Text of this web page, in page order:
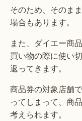
そのため、そのま
場合もあります。
また、ダイエー商
買い物の際に使い
返ってきます。
商品券の対象店舗
ってしまって、商
考えられます。